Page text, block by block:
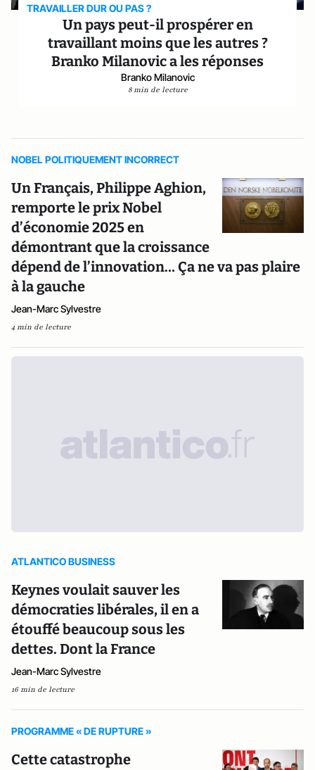
TRAVAILLER DUR OU PAS ?
Un pays peut-il prospérer en
travaillant moins que les autres ?
Branko Milanovic a les réponses
Branko Milanovic
8 min de lecture
NOBEL POLITIQUEMENT INCORRECT
Un Français, Philippe Aghion,
remporte le prix Nobel
d’économie 2025 en
démontrant que la croissance
dépend de l’innovation… Ça ne va pas plaire
à la gauche
Jean-Marc Sylvestre
4 min de lecture
ATLANTICO BUSINESS
Keynes voulait sauver les
démocraties libérales, il en a
étouffé beaucoup sous les
dettes. Dont la France
Jean-Marc Sylvestre
16 min de lecture
PROGRAMME « DE RUPTURE »
Cette catastrophe